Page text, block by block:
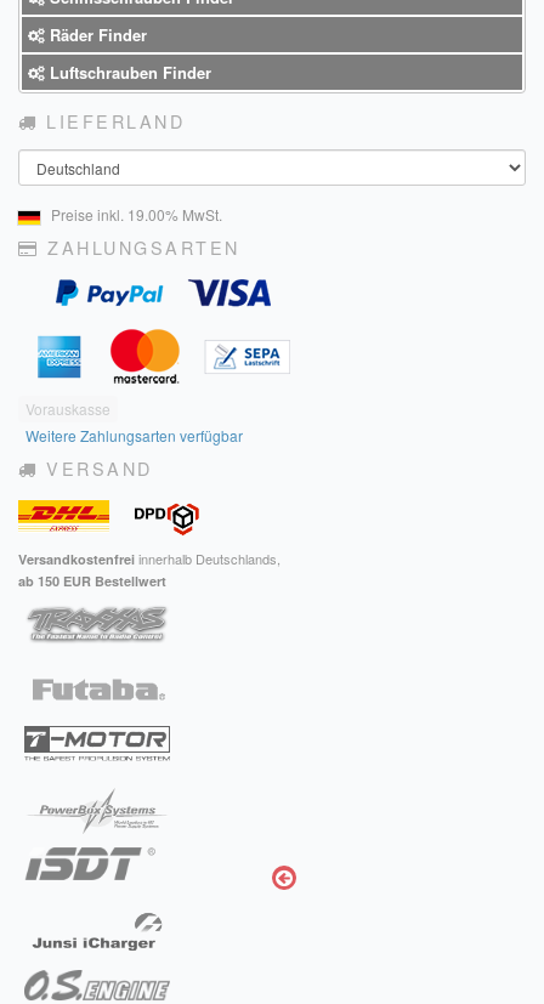
Räder Finder
Luftschrauben Finder
LIEFERLAND
Land
Preise inkl. 19.00% MwSt.
ZAHLUNGSARTEN
Vorauskasse
Weitere Zahlungsarten verfügbar
VERSAND
Versandkostenfrei innerhalb Deutschlands,
ab 150 EUR Bestellwert